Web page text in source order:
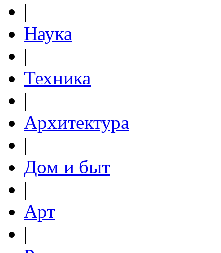
|
Наука
|
Техника
|
Архитектура
|
Дом и быт
|
Арт
|